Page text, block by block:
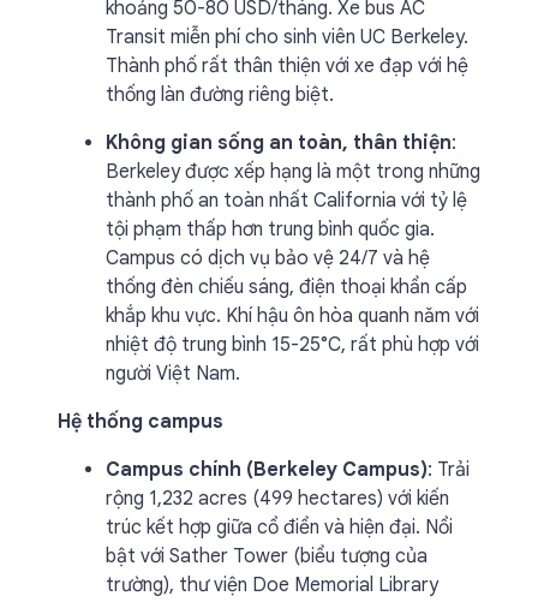
khoảng 50-80 USD/tháng. Xe bus AC
Transit miễn phí cho sinh viên UC Berkeley.
Thành phố rất thân thiện với xe đạp với hệ
thống làn đường riêng biệt.
Không gian sống an toàn, thân thiện:
Berkeley được xếp hạng là một trong những
thành phố an toàn nhất California với tỷ lệ
tội phạm thấp hơn trung bình quốc gia.
Campus có dịch vụ bảo vệ 24/7 và hệ
thống đèn chiếu sáng, điện thoại khẩn cấp
khắp khu vực. Khí hậu ôn hòa quanh năm với
nhiệt độ trung bình 15-25°C, rất phù hợp với
người Việt Nam.
Hệ thống campus
Campus chính (Berkeley Campus): Trải
rộng 1,232 acres (499 hectares) với kiến
trúc kết hợp giữa cổ điển và hiện đại. Nổi
bật với Sather Tower (biểu tượng của
trường), thư viện Doe Memorial Library